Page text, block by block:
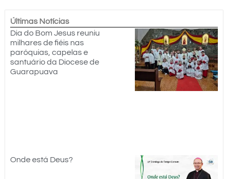
Últimas Notícias
Dia do Bom Jesus reuniu
milhares de fiéis nas
paróquias, capelas e
santuário da Diocese de
Guarapuava
Onde está Deus?